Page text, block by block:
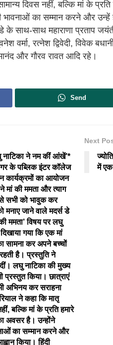
दिवस नहीं, बल्कि मां के
की भावनाओं का सम्मान करने और
डे के साथ-साथ महाराणा प्रताप
वर्मा, रत्नेश द्विवेदी, विवेक
और गौरव रावत आदि रहे।
Send
नाटिका ने नम कीं आंखें’*
के पब्लिक इंटर कॉलेज
कार्यक्रमों का आयोजन
मां की ममता और त्याग
से सभी को भावुक कर
मनाए जाने वाले मदर्स डे
ममता’ विषय पर लघु
गया कि एक मां
सामना कर अपने बच्चों
है। प्रस्तुति ने
लघु नाटिका की मुख्य
प्रस्तुत किया। छात्राएं
अभिनय कर सराहना
ने कहा कि मातृ
बल्कि मां के प्रति हमारे
अवसर है। उन्होंने
का सम्मान करने और
किया। हिंदी
Next
में